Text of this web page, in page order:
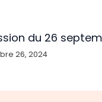
du 26
26, 2024